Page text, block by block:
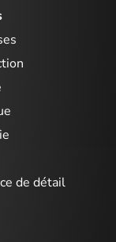
de détail